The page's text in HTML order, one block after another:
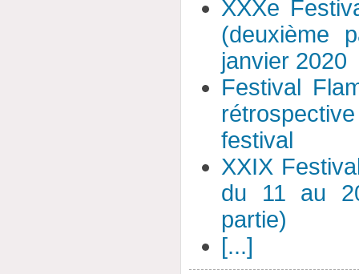
XXXe
(deuxième
janvier 2020
Festival
festival
XXIX
du 11 au
partie)
[...]